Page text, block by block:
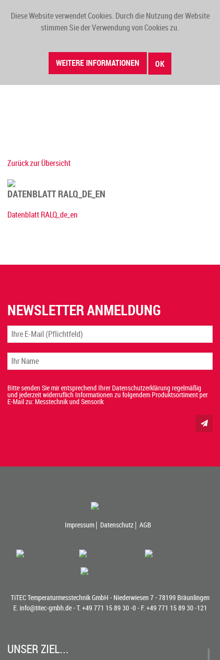
Diese Website verwendet Cookies. Durch die Nutzung der Website
stimmen Sie der Verwendung von Cookies zu.
WEITERE INFORMATIONEN OK
Zurück zur Übersicht
DATENBLATT RALQ_DE_EN
Datenblatt RALQ_de_en
NEWSLETTER ANMELDUNG
Bitte senden Sie mir entsprechend Ihrer Datenschutzerklärung regelmäßig
und jederzeit widerruflich Informationen zu folgendem Produktsortiment per
E-Mail zu: Messtechnik und Sensorik
Impressum Datenschutz AGB
TiTEC Temperaturmesstechnik GmbH - Niederwiesen 7 - 78199 Bräunlingen
E. info@titec-gmbh.de- T. +49 771 15 89 30 -0- F. +49 771 15 89 30 -121
UNSER ZIEL...